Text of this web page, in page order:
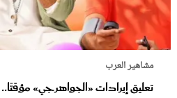
مشاهير العرب
تعليق إيرادات «الجواهرجي»